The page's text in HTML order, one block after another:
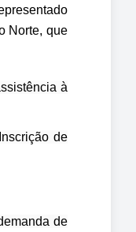
Norte, que
à
de
de